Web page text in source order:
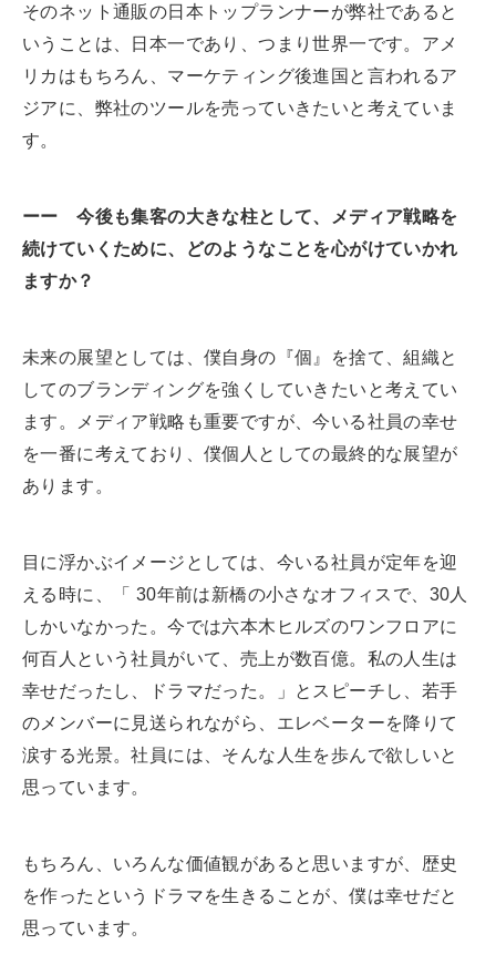
そのネット通販の日本トップランナーが弊社であると
いうことは、日本一であり、つまり世界一です。アメ
リカはもちろん、マーケティング後進国と言われるア
ジアに、弊社のツールを売っていきたいと考えていま
す。
ーー 今後も集客の大きな柱として、メディア戦略を
続けていくために、どのようなことを心がけていかれ
ますか？
未来の展望としては、僕自身の『個』を捨て、組織と
してのブランディングを強くしていきたいと考えてい
ます。メディア戦略も重要ですが、今いる社員の幸せ
を一番に考えており、僕個人としての最終的な展望が
あります。
目に浮かぶイメージとしては、今いる社員が定年を迎
える時に、「 30年前は新橋の小さなオフィスで、30人
しかいなかった。今では六本木ヒルズのワンフロアに
何百人という社員がいて、売上が数百億。私の人生は
幸せだったし、ドラマだった。」とスピーチし、若手
のメンバーに見送られながら、エレベーターを降りて
涙する光景。社員には、そんな人生を歩んで欲しいと
思っています。
もちろん、いろんな価値観があると思いますが、歴史
を作ったというドラマを生きることが、僕は幸せだと
思っています。